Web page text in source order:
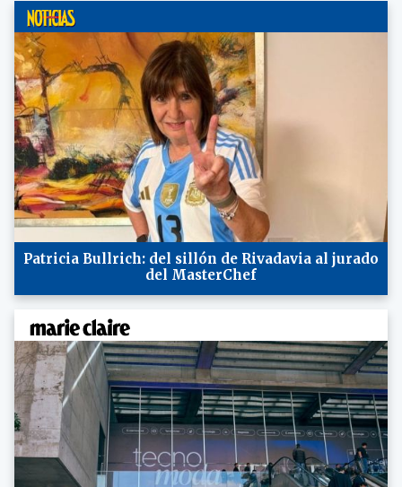
Patricia Bullrich: del sillón de Rivadavia al jurado
del MasterChef